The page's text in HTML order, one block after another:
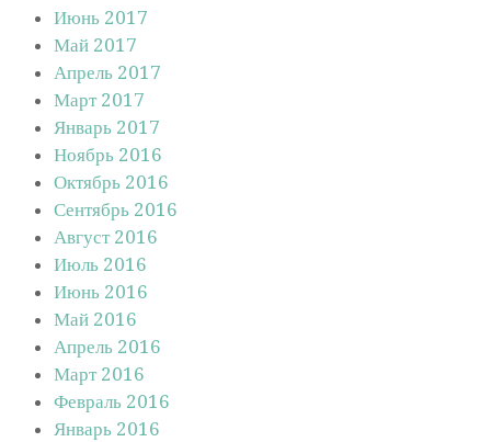
Июнь 2017
Май 2017
Апрель 2017
Март 2017
Январь 2017
Ноябрь 2016
Октябрь 2016
Сентябрь 2016
Август 2016
Июль 2016
Июнь 2016
Май 2016
Апрель 2016
Март 2016
Февраль 2016
Январь 2016